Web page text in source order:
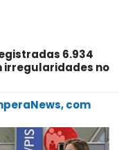
6.934
irregularidades no
com